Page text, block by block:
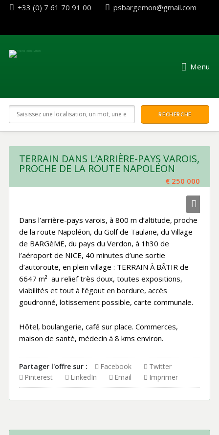
+33 (0) 7 61 70 91 00 psbargemon@gmail.com
Menu
TERRAIN DANS L’ARRIÈRE-PAYS VAROIS,
PROCHE DE LA ROUTE NAPOLÉON
€ 250 000
Dans l’arrière-pays varois, à 800 m d’altitude, proche
de la route Napoléon, du Golf de Taulane, du Village
de BARGèME, du pays du Verdon, à 1h30 de
l’aéroport de NICE, 40 minutes d’une sortie
d’autoroute, en plein village : TERRAIN À BÂTIR de
6647 m² au relief très doux, toutes expositions,
viabilités et tout à l’égout en bordure, accès
goudronné, lotissement possible, carte communale.
Hôtel, boulangerie, café sur place. Commerces,
maison de santé, médecin à 8 kms environ.
Partager l'offre sur : Facebook
Twitter
Pinterest
LinkedIn Email Imprimer